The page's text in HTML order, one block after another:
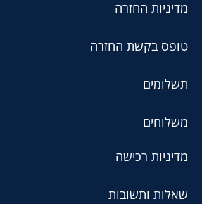
מדיניות החזרה
טופס בקשת החזרה
תשלומים
משלוחים
מדיניות רכישה
שאלות ותשובות